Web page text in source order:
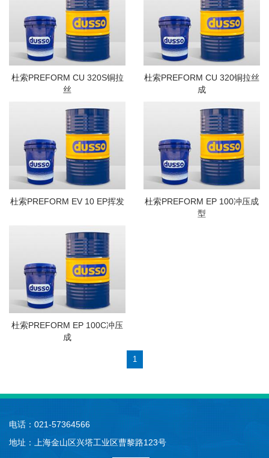
杜索PREFORM CU 320S铜拉
丝
杜索PREFORM CU 320铜拉丝
成
杜索PREFORM EV 10 EP挥发
杜索PREFORM EP 100冲压成
型
杜索PREFORM EP 100C冲压
成
1
电话：021-57364566
地址：上海金山区兴塔工业区曹黎路123号